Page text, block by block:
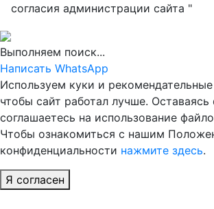
согласия администрации сайта "
Выполняем поиск...
Написать WhatsApp
Используем куки и
чтобы сайт работал лучше.
соглашаетесь на использование
Чтобы ознакомиться с нашим
конфиденциальности нажмите здесь.
Я согласен